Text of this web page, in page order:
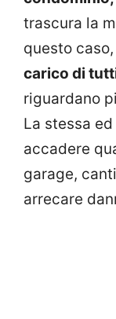
trascura la
questo
carico di
riguardano
La stessa
accadere
garage,
arrecare